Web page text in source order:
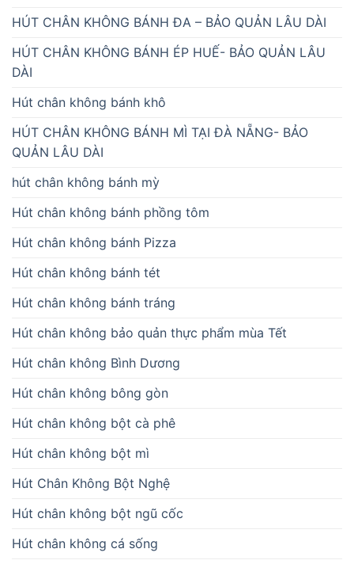
HÚT CHÂN KHÔNG BÁNH ĐA – BẢO QUẢN LÂU DÀI
HÚT CHÂN KHÔNG BÁNH ÉP HUẾ- BẢO QUẢN LÂU
DÀI
Hút chân không bánh khô
HÚT CHÂN KHÔNG BÁNH MÌ TẠI ĐÀ NẴNG- BẢO
QUẢN LÂU DÀI
hút chân không bánh mỳ
Hút chân không bánh phồng tôm
Hút chân không bánh Pizza
Hút chân không bánh tét
Hút chân không bánh tráng
Hút chân không bảo quản thực phẩm mùa Tết
Hút chân không Bình Dương
Hút chân không bông gòn
Hút chân không bột cà phê
Hút chân không bột mì
Hút Chân Không Bột Nghệ
Hút chân không bột ngũ cốc
Hút chân không cá sống